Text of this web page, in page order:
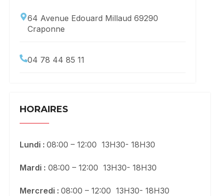
64 Avenue Edouard Millaud 69290
Craponne
04 78 44 85 11
HORAIRES
Lundi : 08:00 – 12:00 13H30- 18H30
Mardi : 08:00 – 12:00 13H30- 18H30
Mercredi : 08:00 – 12:00 13H30- 18H30